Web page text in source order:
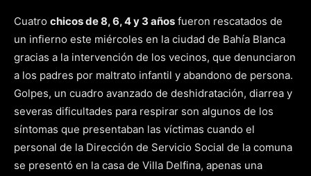
Cuatro chicos de 8, 6, 4 y 3 años fueron rescatados de
un infierno este miércoles en la ciudad de Bahía Blanca
gracias a la intervención de los vecinos, que denunciaron
a los padres por maltrato infantil y abandono de persona.
Golpes, un cuadro avanzado de deshidratación, diarrea y
severas dificultades para respirar son algunos de los
síntomas que presentaban las víctimas cuando el
personal de la Dirección de Servicio Social de la comuna
se presentó en la casa de Villa Delfina, apenas una